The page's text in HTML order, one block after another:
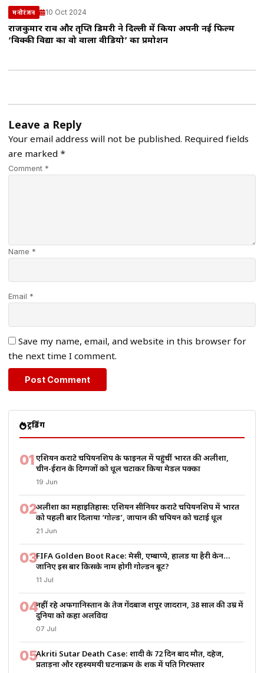
मनोरंजन 10 Oct 2024
राजकुमार राव और तृप्ति डिमरी ने दिल्ली में किया अपनी नई फिल्म
‘विक्की विद्या का वो वाला वीडियो’ का प्रमोशन
Leave a Reply
Your email address will not be published. Required fields
are marked *
Comment *
Name *
Email *
Save my name, email, and website in this browser for
the next time I comment.
ट्रेंडिंग
01एशियन कराटे चैंपियनशिप के फाइनल में पहुंचीं भारत की अलीशा,
चीन-ईरान के दिग्गजों को धूल चटाकर किया मेडल पक्का
19 Jun
02अलीशा का महाइतिहास: एशियन सीनियर कराटे चैंपियनशिप में भारत
को पहली बार दिलाया ‘गोल्ड’, जापान की चैंपियन को चटाई धूल
21 Jun
03FIFA Golden Boot Race: मेसी, एम्बाप्पे, हालैंड या हैरी केन…
जानिए इस बार किसके नाम होगी गोल्डन बूट?
11 Jul
04नहीं रहे अफगानिस्तान के तेज गेंदबाज शपूर ज़ादरान, 38 साल की उम्र में
दुनिया को कहा अलविदा
07 Jul
05Akriti Sutar Death Case: शादी के 72 दिन बाद मौत, दहेज,
प्रताड़ना और रहस्यमयी घटनाक्रम के शक में पति गिरफ्तार